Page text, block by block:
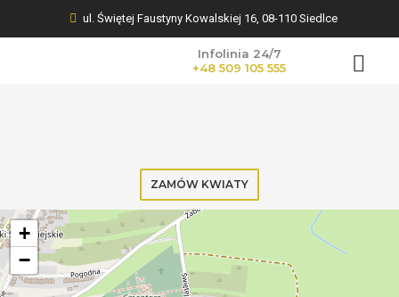
ul. Świętej Faustyny Kowalskiej 16, 08-110 Siedlce
Infolinia 24/7
+48 509 105 555
ZAMÓW KWIATY
+
−